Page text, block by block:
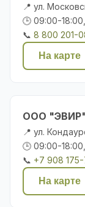
📍 ул.
🕒 09:00-
📞 8 800 201-
На карте
ООО
📍 ул.
🕒 09:00-
📞 +7 908
На карте